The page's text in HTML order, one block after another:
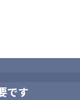
です